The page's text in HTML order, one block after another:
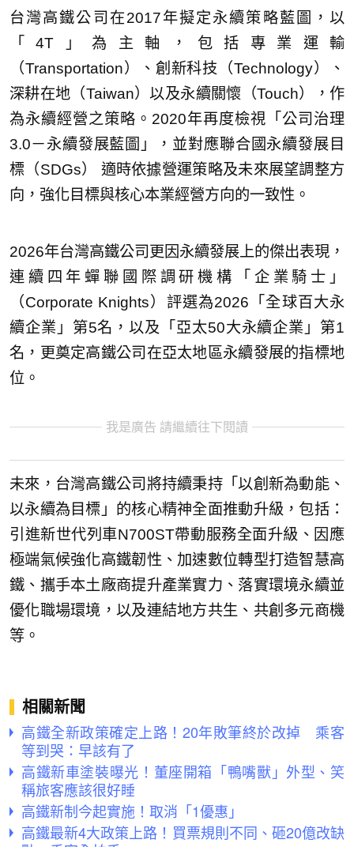
台灣高鐵公司在2017年擬定永續策略藍圖，以
「4T」為主軸，包括專業運輸
（Transportation）、創新科技（Technology）、
深耕在地（Taiwan）以及永續關懷（Touch），作
為永續經營之策略。2020年再度檢視「公司治理
3.0－永續發展藍圖」，並對應聯合國永續發展目
標（SDGs） 適時依據營運策略及未來展望調整方
向，強化目標與核心本業經營方向的一致性。
2026年台灣高鐵公司更因永續發展上的傑出表現，
連續四年蟬聯國際調研機構「企業騎士」
（Corporate Knights）評選為2026「全球百大永
續企業」第5名，以及「亞太50大永續企業」第1
名，更奠定高鐵公司在亞太地區永續發展的指標地
位。
我是廣告 請繼續往下閱讀
未來，台灣高鐵公司將持續秉持「以創新為動能、
以永續為目標」的核心精神全面推動升級，包括：
引進新世代列車N700ST帶動服務全面升級、因應
極端氣候強化高鐵韌性、加速數位轉型打造智慧高
鐵、攜手本土廠商提升產業實力、落實環境永續並
優化職場環境，以及連結地方共生、共創多元商機
等。
相關新聞
高鐵全新政策確定上路！20年敗筆終於改掉 乘客
等到哭：早該有了
高鐵新車塗裝曝光！董座開箱「鴨嘴獸」外型、笑
稱旅客應該很好睡
高鐵新制今起實施！取消「1優惠」
高鐵最新4大政策上路！買票規則不同、砸20億改缺